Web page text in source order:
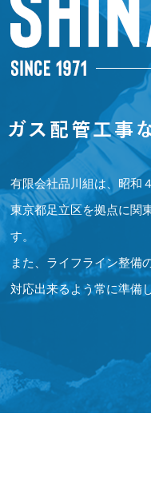
有限会社品川組は、昭和
東京都足立区を拠点に関
す。
また、ライフライン整備
対応出来るよう常に準備